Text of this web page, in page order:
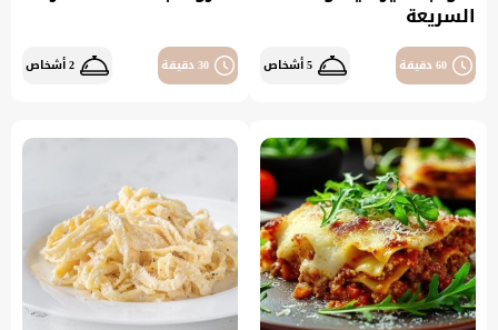
السريعة
60 دقيقة 5 أشخاص 30 دقيقة 2 أشخاص